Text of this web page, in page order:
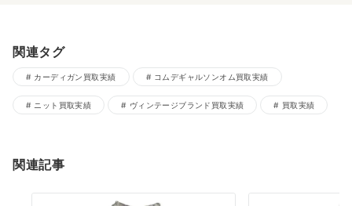
関連タグ
カーディガン買取実績 コムデギャルソンオム買取実績
ニット買取実績 ヴィンテージブランド買取実績 買取実績
関連記事